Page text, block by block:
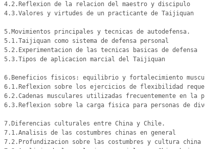
4.2.Reflexion de la relacion del maestro y discipulo
4.3.Valores y virtudes de un practicante de Taijiquan
5.Movimientos principales y tecnicas de autodefensa.
5.1.Taijiquan como sistema de defensa personal
5.2.Experimentacion de las tecnicas basicas de defensa
5.3.Tipos de aplicacion marcial del Taijiquan
6.Beneficios fisicos: equilibrio y fortalecimiento
6.1.Reflexion sobre los ejercicios de flexibilidad
6.2.Cadenas musculares utilizadas frecuentemente en
6.3.Reflexion sobre la carga fisica para personas de
7.Diferencias culturales entre China y Chile.
7.1.Analisis de las costumbres chinas en general
7.2.Profundizacion sobre las costumbres y cultura china